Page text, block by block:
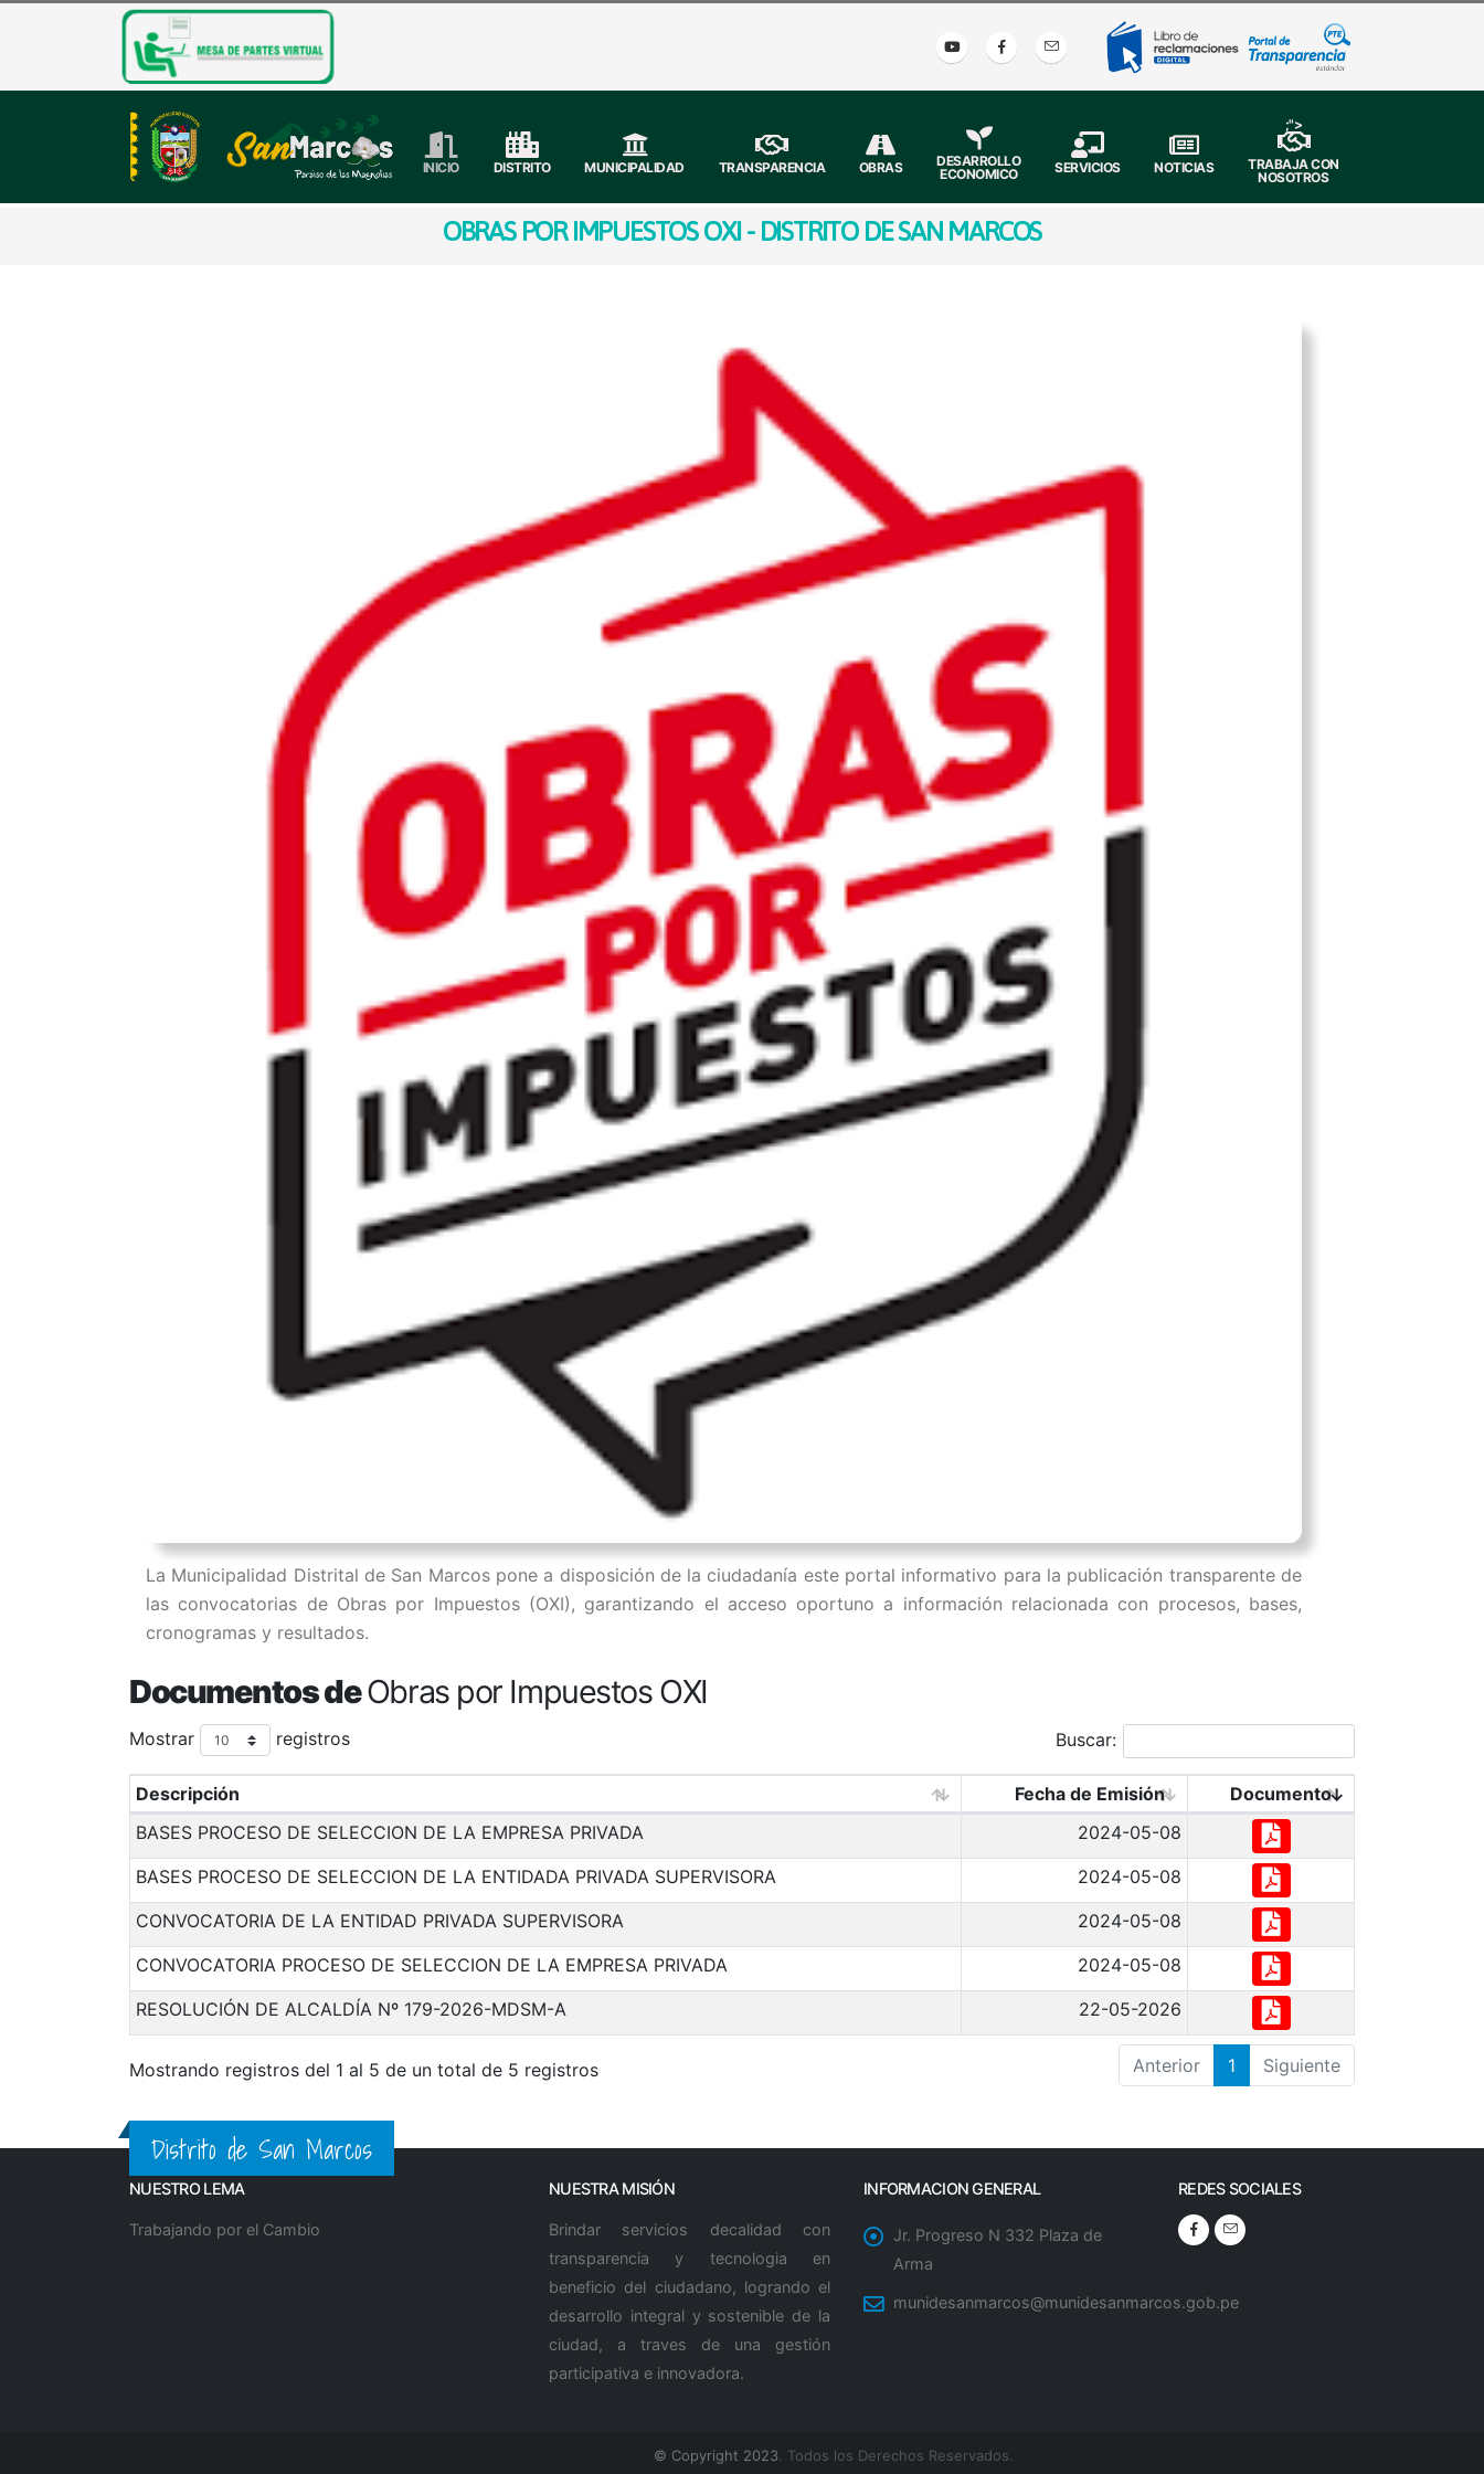
INICIO DISTRITO MUNICIPALIDAD TRANSPARENCIA OBRAS
DESARROLLO
ECONOMICO
SERVICIOS NOTICIAS
;">
TRABAJA CON
NOSOTROS
OBRAS POR IMPUESTOS OXI - DISTRITO DE SAN MARCOS
La Municipalidad Distrital de San Marcos pone a disposición de la ciudadanía este portal informativo para la publicación transparente de
las convocatorias de Obras por Impuestos (OXI), garantizando el acceso oportuno a información relacionada con procesos, bases,
cronogramas y resultados.
Documentos deObras por Impuestos OXI
Mostrar registros Buscar:
Descripción Fecha de Emisión
Documento
BASES PROCESO DE SELECCION DE LA EMPRESA PRIVADA
2024-05-08
BASES PROCESO DE SELECCION DE LA ENTIDADA PRIVADA SUPERVISORA
2024-05-08
CONVOCATORIA DE LA ENTIDAD PRIVADA SUPERVISORA
2024-05-08
CONVOCATORIA PROCESO DE SELECCION DE LA EMPRESA PRIVADA
2024-05-08
RESOLUCIÓN DE ALCALDÍA Nº 179-2026-MDSM-А
22-05-2026
Mostrando registros del 1 al 5 de un total de 5 registros Anterior 1 Siguiente
Distrito de San Marcos
NUESTRO LEMA
Trabajando por el Cambio
NUESTRA MISIÓN
Brindar servicios decalidad con
transparencia y tecnologia en
beneficio del ciudadano, logrando el
desarrollo integral y sostenible de la
ciudad, a traves de una gestión
participativa e innovadora.
INFORMACION GENERAL
Jr. Progreso N 332 Plaza de
Arma
munidesanmarcos@munidesanmarcos.gob.pe
REDES SOCIALES
© Copyright 2023 . Todos los Derechos Reservados.